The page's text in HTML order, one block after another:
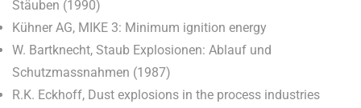
Stäuben (1990)
Kühner AG, MIKE 3: Minimum ignition energy
W. Bartknecht, Staub Explosionen: Ablauf und
Schutzmassnahmen (1987)
R.K. Eckhoff, Dust explosions in the process industries